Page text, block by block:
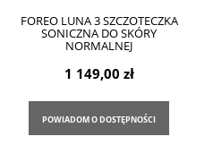
FOREO LUNA 3 SZCZOTECZKA
SONICZNA DO SKÓRY
NORMALNEJ
1 149,00 zł
POWIADOM O DOSTĘPNOŚCI